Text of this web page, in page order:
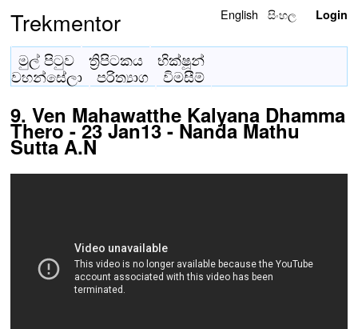
Trekmentor English සිංහල Login
මුල් පිටුව ත්‍රිපිටකය
භික්ෂූන්
වහන්සේලා
පරිත්‍යාග විමසීම්
9. Ven Mahawatthe Kalyana Dhamma
Thero - 23 Jan13 - Nanda Mathu
Sutta A.N